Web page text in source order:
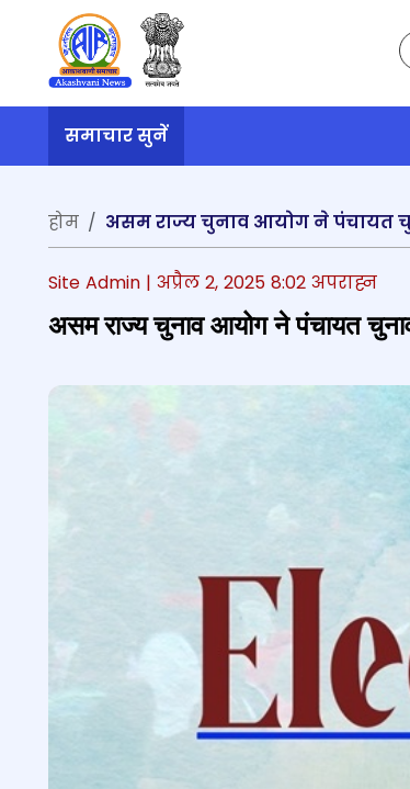
समाचार सुनें
होम
असम राज्य चुनाव आयोग ने पंचायत
Site Admin | अप्रैल 2, 2025 8:02 अपराह्न
असम राज्य चुनाव आयोग ने पंचायत